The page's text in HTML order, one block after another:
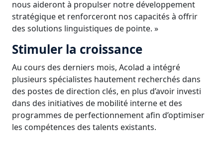
nous aideront à propulser notre développement
stratégique et renforceront nos capacités à offrir
des solutions linguistiques de pointe. »
Stimuler la croissance
Au cours des derniers mois, Acolad a intégré
plusieurs spécialistes hautement recherchés dans
des postes de direction clés, en plus d’avoir investi
dans des initiatives de mobilité interne et des
programmes de perfectionnement afin d’optimiser
les compétences des talents existants.